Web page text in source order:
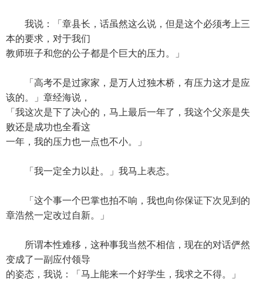
我说：「章县长，话虽然这么说，但是这个必须考上三
本的要求，对于我们
教师班子和您的公子都是个巨大的压力。」
「高考不是过家家，是万人过独木桥，有压力这才是应
该的。」章经海说，
「我这次是下了决心的，马上最后一年了，我这个父亲是失
败还是成功也全看这
一年，我的压力也一点也不小。」
「我一定全力以赴。」我马上表态。
「这个事一个巴掌也拍不响，我也向你保证下次见到的
章浩然一定改过自新。」
所谓本性难移，这种事我当然不相信，现在的对话俨然
变成了一副应付领导
的姿态，我说：「马上能来一个好学生，我求之不得。」